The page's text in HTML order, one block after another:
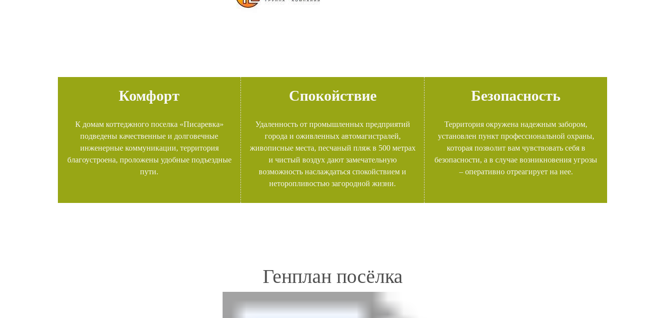
Комфорт
К домам коттеджного поселка «Писаревка»
подведены качественные и долговечные
инженерные коммуникации, территория
благоустроена, проложены удобные подъездные
пути.
Спокойствие
Удаленность от промышленных предприятий
города и оживленных автомагистралей,
живописные места, песчаный пляж в 500 метрах
и чистый воздух дают замечательную
возможность наслаждаться спокойствием и
неторопливостью загородной жизни.
Безопасность
Территория окружена надежным забором,
установлен пункт профессиональной охраны,
которая позволит вам чувствовать себя в
безопасности, а в случае возникновения угрозы
– оперативно отреагирует на нее.
Генплан посёлка